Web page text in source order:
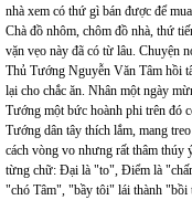
nhà xem có thứ gì bán được để
Chà đồ nhôm, chôm đồ nhà, thứ
vặn vẹo này đã có từ lâu. Chuyện
Thủ Tướng Nguyễn Văn Tâm hồi
lại cho chắc ăn. Nhân một ngày
Tướng một bức hoành phi trên đó
Tướng dân tây thích lắm, mang
cách vòng vo nhưng rất thâm thúy
từng chữ: Đại là "to", Điểm là
"chó Tâm", "bầy tôi" lái thành "bồi